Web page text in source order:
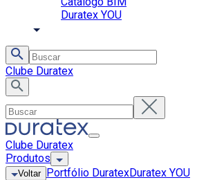
Duratex YOU
Clube Duratex
Clube Duratex
Produtos
Voltar Portfólio DuratexDuratex YOU